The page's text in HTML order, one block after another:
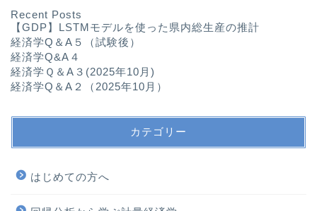
Recent Posts
【GDP】LSTMモデルを使った県内総生産の推計
経済学Q＆A５（試験後）
経済学Q&A４
経済学Ｑ＆A３(2025年10月)
経済学Q＆A２（2025年10月）
カテゴリー
はじめての方へ